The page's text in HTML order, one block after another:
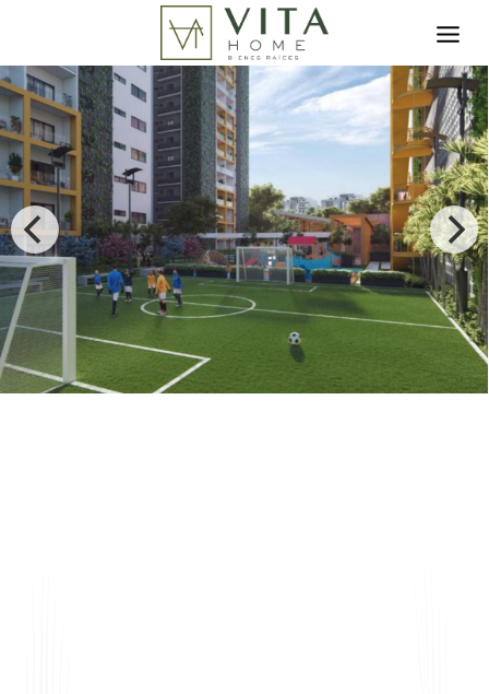
Toggle search filter